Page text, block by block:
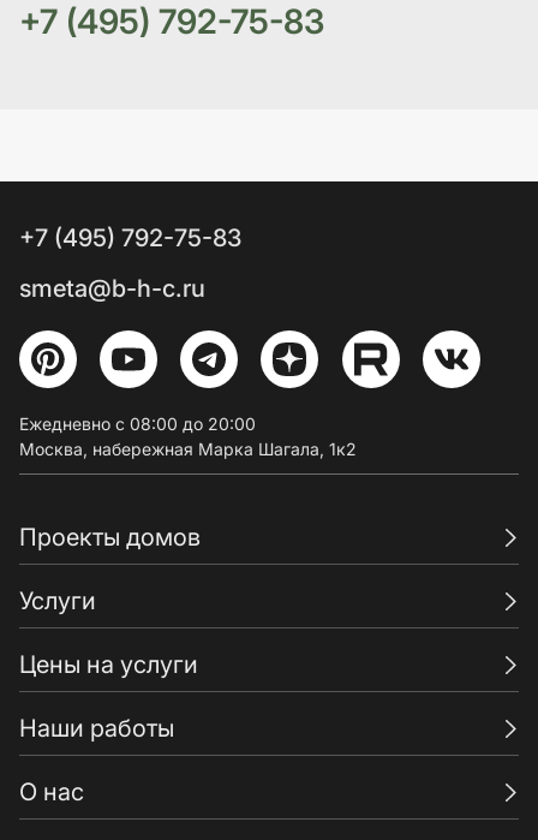
+7 (495) 792-75-83
Проекты домов
Услуги
Цены на услуги
Наши работы
О нас
+7 (495) 792-75-83
smeta@b-h-c.ru
Ежедневно с 08:00 до 20:00
Москва, набережная Марка Шагала, 1к2